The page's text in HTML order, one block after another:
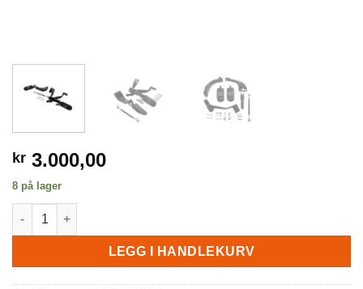
kr 3.000,00
8 på lager
Foot-peg mid-control kit, Sportster 04-13 antall
LEGG I HANDLEKURV